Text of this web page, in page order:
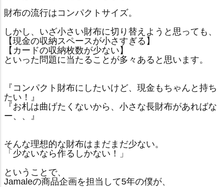
財布の流行はコンパクトサイズ。
しかし、いざ小さい財布に切り替えようと思っても、
【現金の収納スペースが小さすぎる】
【カードの収納枚数が少ない】
といった問題に当たることが多々あると思います。
『コンパクト財布にしたいけど、現金もちゃんと持ち
たい！』
『お札は曲げたくないから、小さな長財布があればな
ー、、』
そんな理想的な財布はまだまだ少ない。
「少ないなら作るしかない！」
ということで、
Jamaleの商品企画を担当して5年の僕が、